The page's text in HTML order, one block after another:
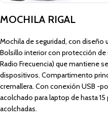
MOCHILA RIGAL
Mochila de seguridad, con
Bolsillo interior con protección de
Radio Frecuencia) que mantiene
dispositivos. Compartimento
cremallera. Con conexión USB -
acolchado para laptop de hasta 15
acolchadas.